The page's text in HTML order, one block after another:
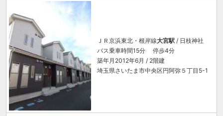
ＪＲ京浜東北・根岸線大宮駅 / 日枝神社
バス乗車時間15分 停歩4分
築年月2012年6月 / 2階建
埼玉県さいたま市中央区円阿弥５丁目5-1